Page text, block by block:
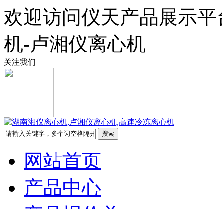
欢迎访问仪天产品展示
机-卢湘仪离心机
关注我们
网站首页
产品中心